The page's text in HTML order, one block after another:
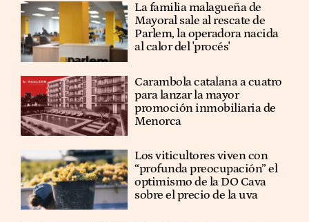
La familia malagueña de
Mayoral sale al rescate de
Parlem, la operadora nacida
al calor del 'procés'
Carambola catalana a cuatro
para lanzar la mayor
promoción inmobiliaria de
Menorca
Los viticultores viven con
“profunda preocupación” el
optimismo de la DO Cava
sobre el precio de la uva